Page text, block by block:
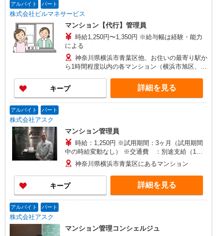
アルバイト パート
株式会社ビルマネサービス
マンション【代行】管理員
時給1,250円〜1,350円 ※給与幅は経験・能力
による
神奈川県横浜市青葉区他、お住いの最寄り駅か
ら1時間程度以内の各マンション（横浜市旭区、横
市金沢区、横浜市港南区、横浜市港北区、横浜市
栄区、横浜市瀬谷区、横浜市都筑区、横浜市鶴見
区、横浜市戸塚区、横浜市中区、横浜市西区、横
高津区、川崎市多摩区、川崎市中原区、川崎市宮
前区など）
キープ 詳細を見る
アルバイト パート
株式会社アスク
マンション管理員
時給：1,250円 ※試用期間：3ヶ月（試用期間
中の時給変動なし） ※交通費 ：別途支給（1日
往復3,000円を上限とし、実費支給） ※支払方
法：月1回（月末締め翌月25日支払）
神奈川県横浜市青葉区にあるマンション
キープ 詳細を見る
アルバイト パート
株式会社アスク
マンション管理コンシェルジュ